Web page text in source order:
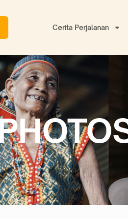
Cerita Perjalanan